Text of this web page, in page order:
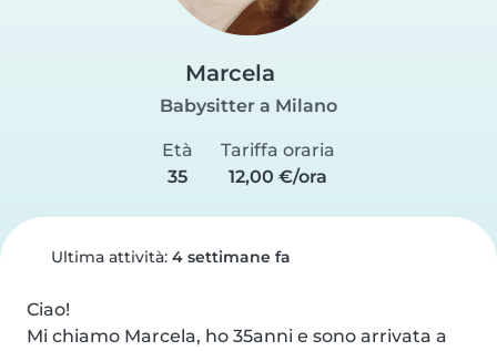
Marcela
Babysitter a Milano
Età
35
Tariffa oraria
12,00 €/ora
Ultima attività: 4 settimane fa
Ciao!
Mi chiamo Marcela, ho 35anni e sono arrivata a